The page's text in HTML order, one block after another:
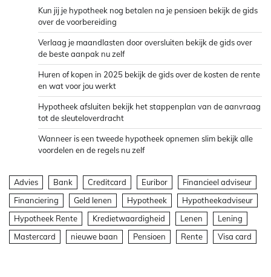
Kun jij je hypotheek nog betalen na je pensioen bekijk de gids
over de voorbereiding
Verlaag je maandlasten door oversluiten bekijk de gids over
de beste aanpak nu zelf
Huren of kopen in 2025 bekijk de gids over de kosten de rente
en wat voor jou werkt
Hypotheek afsluiten bekijk het stappenplan van de aanvraag
tot de sleuteloverdracht
Wanneer is een tweede hypotheek opnemen slim bekijk alle
voordelen en de regels nu zelf
Advies Bank Creditcard Euribor
Financieel adviseur
Financiering
Geld lenen Hypotheek
Hypotheekadviseur
Hypotheek Rente
Kredietwaardigheid Lenen
Lening
Mastercard
nieuwe baan Pensioen Rente Visa card